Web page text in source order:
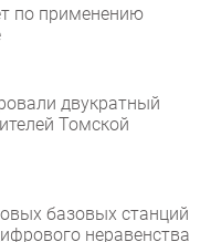
по применению
двукратный
Томской
базовых станций
неравенства